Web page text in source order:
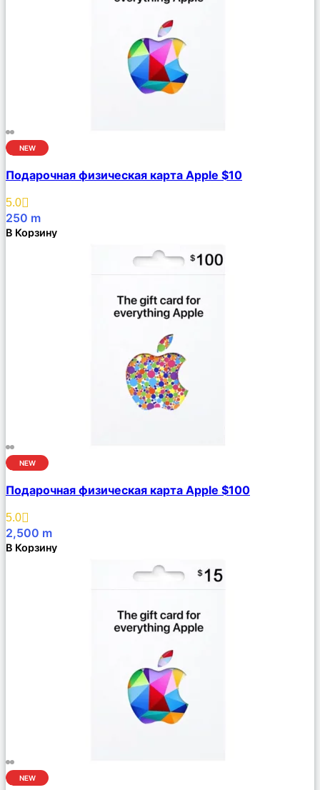
NEW
Описание
Избранное
Подарочная физическая карта Apple $10
5.0
250 m
В Корзину
NEW
Описание
Избранное
Подарочная физическая карта Apple $100
5.0
2,500 m
В Корзину
NEW